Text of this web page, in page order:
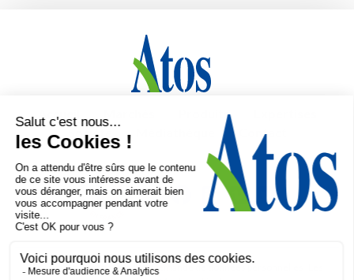
Accueil Produits
Société
Contact
Politique de confidentialité Demande de données personnelles